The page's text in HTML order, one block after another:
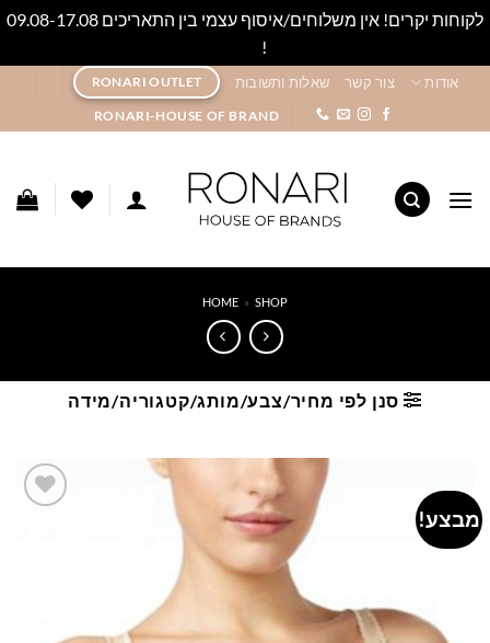
לקוחות יקרים! אין משלוחים/איסוף עצמי בין התאריכים 09.08-17.08
!
content
אודות צור קשר שאלות ותשובות RONARI OUTLET
RONARI-HOUSE OF BRAND
HOME » SHOP
סנן לפי מחיר/צבע/מותג/קטגוריה/מידה
מבצע!